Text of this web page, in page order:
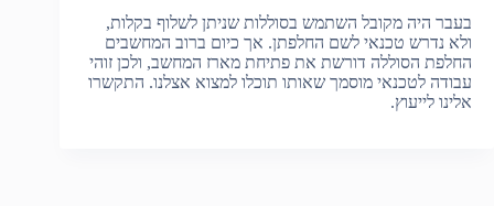
בעבר היה מקובל השתמש בסוללות שניתן לשלוף בקלות,
ולא נדרש טכנאי לשם החלפתן. אך כיום ברוב המחשבים
החלפת הסוללה דורשת את פתיחת מארז המחשב, ולכן זוהי
עבודה לטכנאי מוסמך שאותו תוכלו למצוא אצלנו. התקשרו
אלינו לייעוץ.